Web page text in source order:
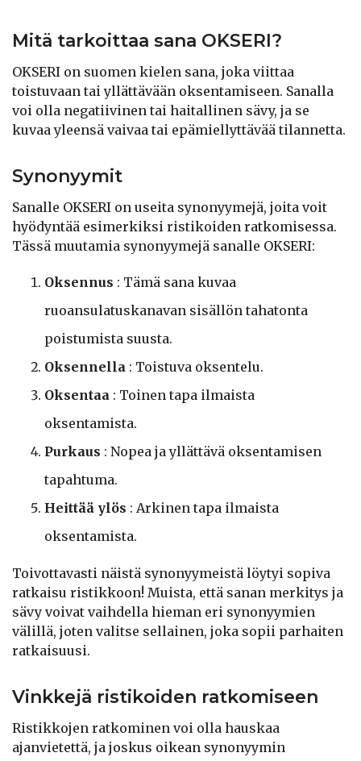
Mitä tarkoittaa sana OKSERI?
OKSERI on suomen kielen sana, joka viittaa
toistuvaan tai yllättävään oksentamiseen. Sanalla
voi olla negatiivinen tai haitallinen sävy, ja se
kuvaa yleensä vaivaa tai epämiellyttävää tilannetta.
Synonyymit
Sanalle OKSERI on useita synonyymejä, joita voit
hyödyntää esimerkiksi ristikoiden ratkomisessa.
Tässä muutamia synonyymejä sanalle OKSERI:
Oksennus : Tämä sana kuvaa
ruoansulatuskanavan sisällön tahatonta
poistumista suusta.
Oksennella : Toistuva oksentelu.
Oksentaa : Toinen tapa ilmaista
oksentamista.
Purkaus : Nopea ja yllättävä oksentamisen
tapahtuma.
Heittää ylös : Arkinen tapa ilmaista
oksentamista.
Toivottavasti näistä synonyymeistä löytyi sopiva
ratkaisu ristikkoon! Muista, että sanan merkitys ja
sävy voivat vaihdella hieman eri synonyymien
välillä, joten valitse sellainen, joka sopii parhaiten
ratkaisuusi.
Vinkkejä ristikoiden ratkomiseen
Ristikkojen ratkominen voi olla hauskaa
ajanvietettä, ja joskus oikean synonyymin